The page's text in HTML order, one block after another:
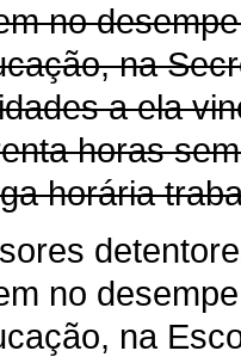
no
na
a ela
horas
horária
no
na